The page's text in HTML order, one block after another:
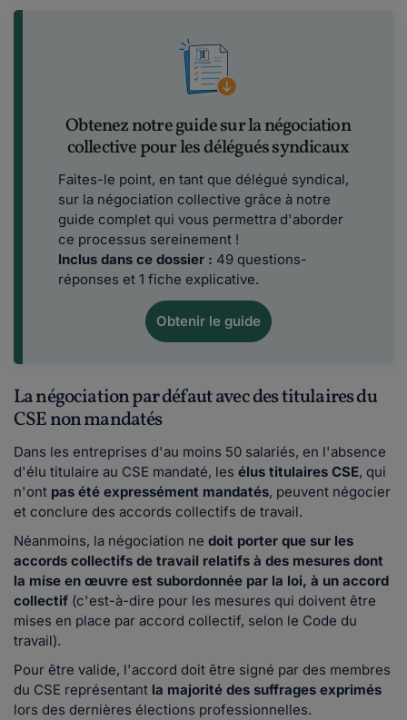
Obtenez notre guide sur la négociation
collective pour les délégués syndicaux
Faites-le point, en tant que délégué syndical,
sur la négociation collective grâce à notre
guide complet qui vous permettra d'aborder
ce processus sereinement !
Inclus dans ce dossier : 49 questions-
réponses et 1 fiche explicative.
Obtenir le guide
La négociation par défaut avec des titulaires du
CSE non mandatés
Dans les entreprises d'au moins 50 salariés, en l'absence
d'élu titulaire au CSE mandaté, les élus titulaires CSE, qui
n'ont pas été expressément mandatés, peuvent négocier
et conclure des accords collectifs de travail.
Néanmoins, la négociation ne doit porter que sur les
accords collectifs de travail relatifs à des mesures dont
la mise en œuvre est subordonnée par la loi, à un accord
collectif (c'est-à-dire pour les mesures qui doivent être
mises en place par accord collectif, selon le Code du
travail).
Pour être valide, l'accord doit être signé par des membres
du CSE représentant la majorité des suffrages exprimés
lors des dernières élections professionnelles.